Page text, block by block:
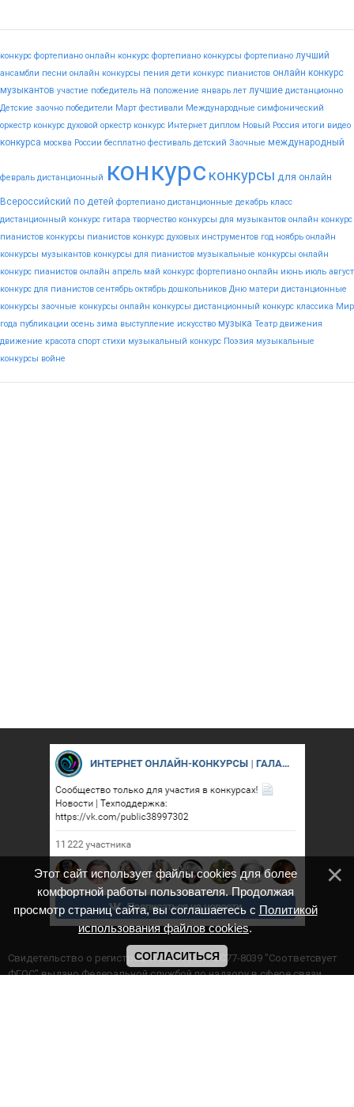
конкурс фортепиано онлайн конкурс фортепиано конкурсы фортепиано лучший
ансамбли песни онлайн конкурсы пения дети конкурс пианистов онлайн конкурс
музыкантов участие победитель на положение январь лет лучшие дистанционно
Детские заочно победители Март фестивали Международные симфонический
оркестр конкурс духовой оркестр конкурс Интернет диплом Новый Россия итоги видео
конкурса москва России бесплатно фестиваль детский Заочные международный
февраль дистанционный конкурс конкурсы для онлайн
Всероссийский по детей фортепиано дистанционные декабрь класс
дистанционный конкурс гитара творчество конкурсы для музыкантов онлайн конкурс
пианистов конкурсы пианистов конкурс духовых инструментов год ноябрь онлайн
конкурсы музыкантов конкурсы для пианистов музыкальные конкурсы онлайн
конкурс пианистов онлайн апрель май конкурс фортепиано онлайн июнь июль август
конкурс для пианистов сентябрь октябрь дошкольников Дню матери дистанционные
конкурсы заочные конкурсы онлайн конкурсы дистанционный конкурс классика Мир
года публикации осень зима выступление искусство музыка Театр движения
движение красота спорт стихи музыкальный конкурс Поэзия музыкальные
конкурсы войне
Cвидетельство о регистрации СМИ ИА № ФС77-8039 "Соответсвует
ФГОС" выдано Федеральной службой по надзору в сфере связи,
Этот сайт использует файлы cookies для более
комфортной работы пользователя. Продолжая
просмотр страниц сайта, вы соглашаетесь с Политикой
использования файлов cookies.
СОГЛАСИТЬСЯ